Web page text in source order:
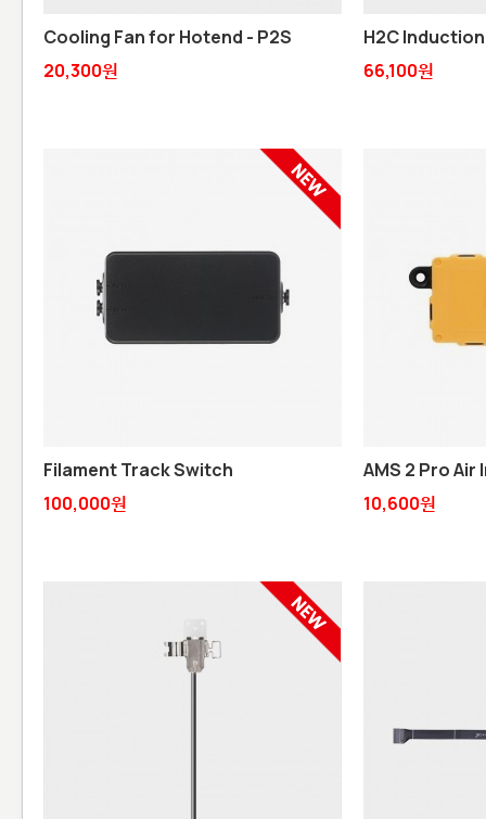
Cooling Fan for Hotend - P2S
20,300원
H2C
66,100원
Filament Track Switch
100,000원
AMS 2 Pro Air
10,600원